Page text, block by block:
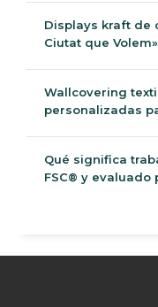
Displays kraft de
Ciutat que Volem»
Wallcovering
personalizadas
Qué significa
FSC® y evaluado